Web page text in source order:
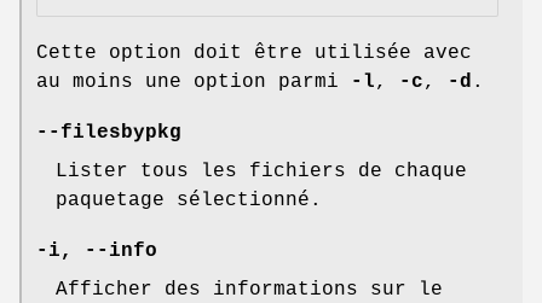
Cette option doit être utilisée avec
au moins une option parmi
-l, -c, -d .
--filesbypkg
Lister tous les fichiers de chaque
paquetage sélectionné.
-i, --info
Afficher des informations sur le